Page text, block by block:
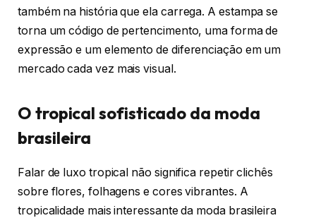
também na história que ela carrega. A estampa se
torna um código de pertencimento, uma forma de
expressão e um elemento de diferenciação em um
mercado cada vez mais visual.
O tropical sofisticado da moda
brasileira
Falar de luxo tropical não significa repetir clichês
sobre flores, folhagens e cores vibrantes. A
tropicalidade mais interessante da moda brasileira